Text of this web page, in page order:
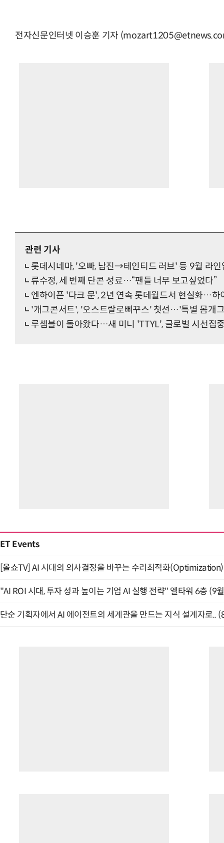
전자신문인터넷 이승훈 기자
관련 기사
롯데시네마, '오빠, 남진→테인티드 러브' 등 9월 라인
류수정, 세 번째 단콘 성료…“팬들 너무 보고싶었다”
엔하이픈 '다크 문', 2년 연속 롯데월드서 현실화…하
'개그콘서트', '오스트랄로삐꾸스' 첫선…'특별 몸개
루셈블이 돌아왔다…새 미니 'TTYL', 글로벌 시선집
ET Events
[올쇼TV] AI 시대의 의사결정을 바꾸는 수리최적화
"AI ROI 시대, 투자 성과 높이는 기업 AI 실행 전략" 엘타워 6층 (9
단순 기획자에서 AI 에이전트의 세계관을 만드는 지식 설계자로..